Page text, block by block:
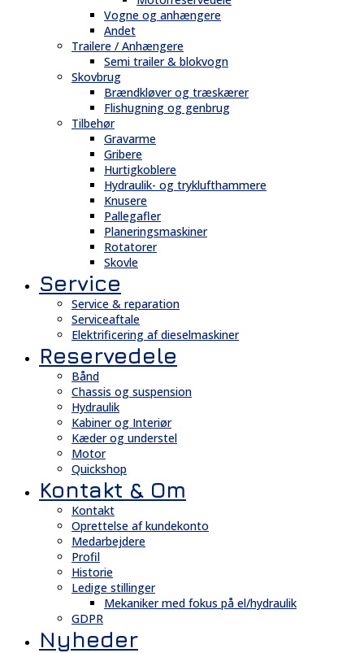
Vogne og anhængere
Andet
Trailere / Anhængere
Semi trailer & blokvogn
Skovbrug
Brændkløver og træskærer
Flishugning og genbrug
Tilbehør
Gravarme
Gribere
Hurtigkoblere
Hydraulik- og tryklufthammere
Knusere
Pallegafler
Planeringsmaskiner
Rotatorer
Skovle
Service
Service & reparation
Serviceaftale
Elektrificering af dieselmaskiner
Reservedele
Bånd
Chassis og suspension
Hydraulik
Kabiner og Interiør
Kæder og understel
Motor
Quickshop
Kontakt & Om
Kontakt
Oprettelse af kundekonto
Medarbejdere
Profil
Historie
Ledige stillinger
Mekaniker med fokus på el/hydraulik
GDPR
Nyheder